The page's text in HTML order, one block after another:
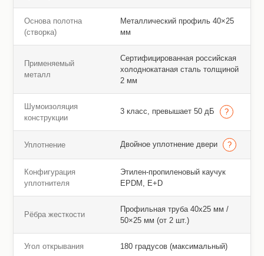
Основа полотна
(створка)
Металлический профиль 40×25
мм
Применяемый
металл
Сертифицированная российская
холоднокатаная сталь толщиной
2 мм
Шумоизоляция
конструкции
3 класс, превышает 50 дБ
Уплотнение Двойное уплотнение двери
Конфигурация
уплотнителя
Этилен-пропиленовый каучук
EPDM, E+D
Рёбра жесткости
Профильная труба 40х25 мм /
50×25 мм (от 2 шт.)
Угол открывания 180 градусов (максимальный)